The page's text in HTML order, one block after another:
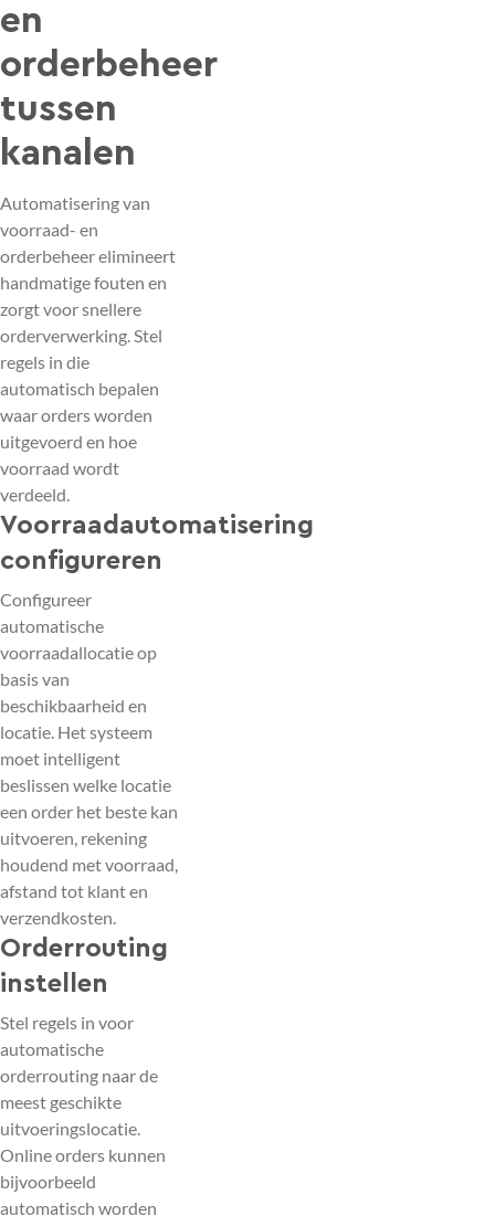
en
orderbeheer
tussen
kanalen
Automatisering van
voorraad- en
orderbeheer elimineert
handmatige fouten en
zorgt voor snellere
orderverwerking. Stel
regels in die
automatisch bepalen
waar orders worden
uitgevoerd en hoe
voorraad wordt
verdeeld.
Voorraadautomatisering
configureren
Configureer
automatische
voorraadallocatie op
basis van
beschikbaarheid en
locatie. Het systeem
moet intelligent
beslissen welke locatie
een order het beste kan
uitvoeren, rekening
houdend met voorraad,
afstand tot klant en
verzendkosten.
Orderrouting
instellen
Stel regels in voor
automatische
orderrouting naar de
meest geschikte
uitvoeringslocatie.
Online orders kunnen
bijvoorbeeld
automatisch worden